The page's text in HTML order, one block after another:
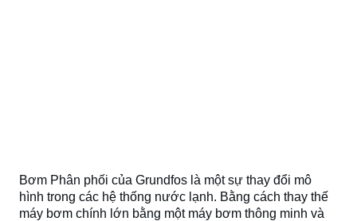
Bơm Phân phối của Grundfos là một sự thay đổi mô
hình trong các hệ thống nước lạnh. Bằng cách thay thế
máy bơm chính lớn bằng một máy bơm thông minh và